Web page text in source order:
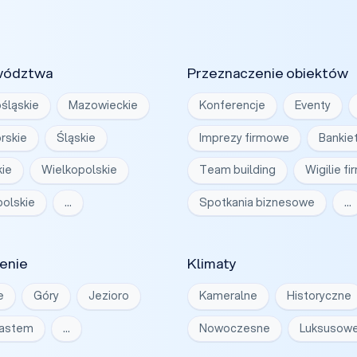
Mazowieckie
Śląskie
Wielkopolskie
…
Góry Jezioro
…
Klimaty
Kameralne Historyczne
Nowoczesne
Przeznaczenie obiektów
Konferencje Eventy
Imprezy firmowe
Team building Wigilie
Spotkania biznesowe …